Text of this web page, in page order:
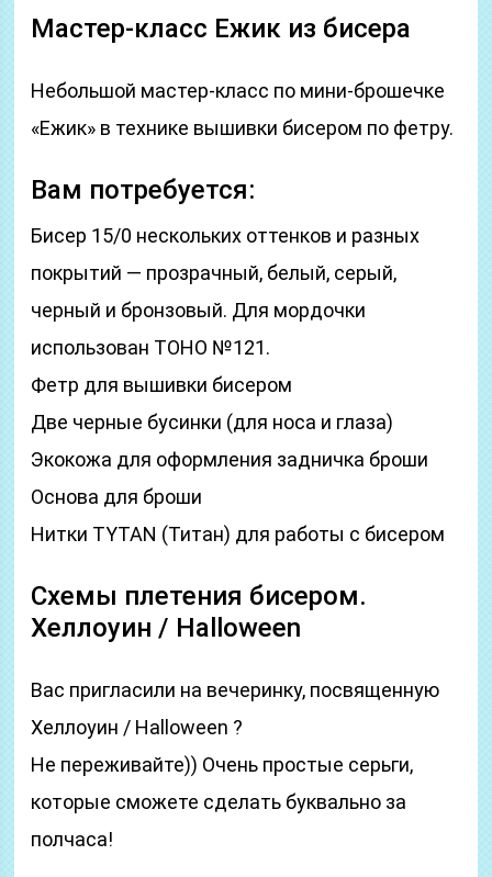
Мастер-класс Ежик из бисера
Небольшой мастер-класс по мини-брошечке
«Ежик» в технике вышивки бисером по фетру.
Вам потребуется:
Бисер 15/0 нескольких оттенков и разных
покрытий — прозрачный, белый, серый,
черный и бронзовый. Для мордочки
использован TOHO №121.
Фетр для вышивки бисером
Две черные бусинки (для носа и глаза)
Экокожа для оформления задничка броши
Основа для броши
Нитки TYTAN (Титан) для работы с бисером
Схемы плетения бисером.
Хеллоуин / Halloween
Вас пригласили на вечеринку, посвященную
Хеллоуин / Halloween ?
Не переживайте)) Очень простые серьги,
которые сможете сделать буквально за
полчаса!